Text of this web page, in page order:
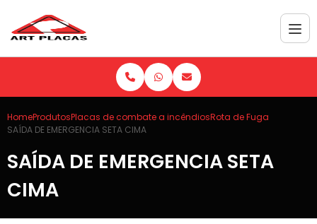
HomeProdutosPlacas de combate a incêndiosRota de Fuga
SAÍDA DE EMERGENCIA SETA CIMA
SAÍDA DE EMERGENCIA SETA
CIMA